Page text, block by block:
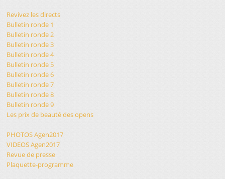
Revivez les directs
Bulletin ronde 1
Bulletin ronde 2
Bulletin ronde 3
Bulletin ronde 4
Bulletin ronde 5
Bulletin ronde 6
Bulletin ronde 7
Bulletin ronde 8
Bulletin ronde 9
Les prix de beauté des opens
PHOTOS Agen2017
VIDEOS Agen2017
Revue de presse
Plaquette-programme